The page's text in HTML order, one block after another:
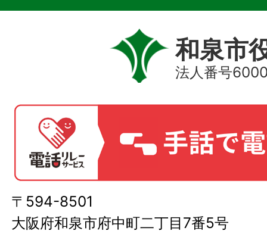
和泉市
法人番号
〒594-8501
大阪府和泉市府中町二丁目7番5号